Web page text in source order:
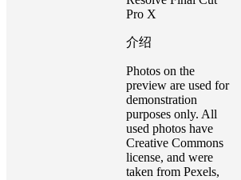
Pro X
介绍
Photos on the
preview are used for
demonstration
purposes only. All
used photos have
Creative Commons
license, and were
taken from Pexels,